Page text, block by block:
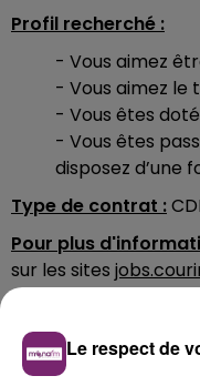
Profil recherché :
- Vous aimez
- Vous aimez le
- Vous êtes doté
- Vous êtes
disposez d’une
Type de contrat :
Pour plus
sur les sites
cliquables menant
Le respect de